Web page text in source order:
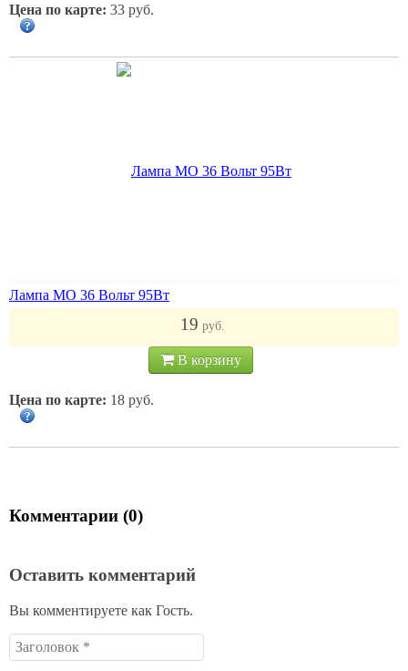
Цена по карте: 33 руб.
Лампа МО 36 Вольт 95Вт
19 руб.
В корзину
Цена по карте: 18 руб.
Комментарии (0)
Оставить комментарий
Вы комментируете как Гость.